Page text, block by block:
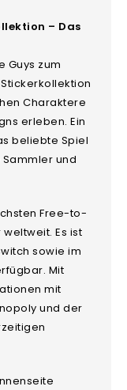
– Das
Guys zum
Charaktere
erleben. Ein
beliebte Spiel
und
Free-to-
Es ist
sowie im
Mit
mit
und der